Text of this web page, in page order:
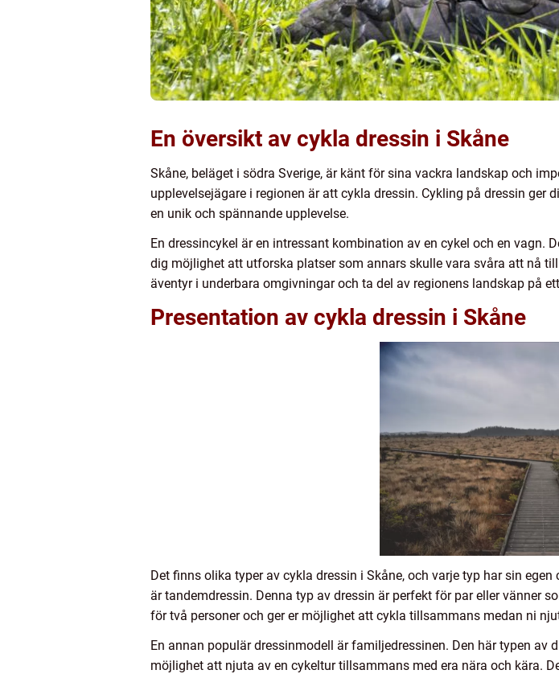
En översikt av cykla dressin i Skåne
Skåne, beläget i södra Sverige, är känt för sina vackra landskap och
upplevelsejägare i regionen är att cykla dressin. Cykling på dressin
en unik och spännande upplevelse.
En dressincykel är en intressant kombination av en cykel och en vagn.
dig möjlighet att utforska platser som annars skulle vara svåra att nå
äventyr i underbara omgivningar och ta del av regionens landskap på
Presentation av cykla dressin i Skåne
Det finns olika typer av cykla dressin i Skåne, och varje typ har sin
är tandemdressin. Denna typ av dressin är perfekt för par eller vänner
för två personer och ger er möjlighet att cykla tillsammans medan ni
En annan populär dressinmodell är familjedressinen. Den här typen
möjlighet att njuta av en cykeltur tillsammans med era nära och kära.